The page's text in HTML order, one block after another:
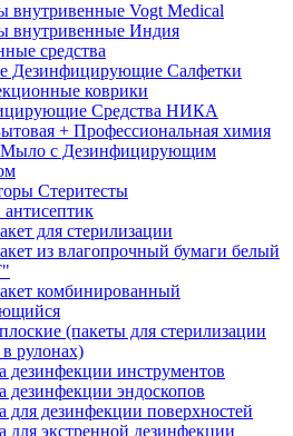
внутривенные Vogt Medical
внутривенные Индия
средства
Дезинфицирующие Салфетки
коврики
Средства НИКА
+ Профессиональная химия
с Дезинфицирующим
Стеритесты
для стерилизации
из влагопрочный бумаги белый
комбинированный
(пакеты для стерилизации
рулонах)
дезинфекции инструментов
дезинфекции эндоскопов
для дезинфекции поверхностей
для экстренной дезинфекции